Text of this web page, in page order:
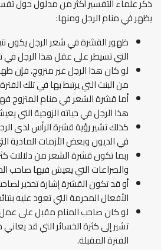
ذكر علماء التفسير أكثر من مدلول حول
يظهر في منام الرجل ومنها:
ظهور القشرة في شعر الرجل يكون
التي تسيطر على عقل هذا الرجل في
لو كان هذا الرجل غير متزوج، فإن
من البنت التي يرتبط بها في تلك
أما قشرة الشعر في منام المتزوج
هذا الرجل في حياته الزوجية التي
كذلك تشير رؤية قشرة الرأس لدى
في الديون وبعض الأزمات المادية
ربما تكون قشرة الشعر من دلالات
والصراعات التي يعيش فيها صاحب
أو قد تكون القشرة إشارة تحذير
الأفعال المحرمة التي تعود عليه
لو كان صاحب المنام مقبل على
تشير إلى كثرة الخسائر التي قد
الفترة المقبلة.